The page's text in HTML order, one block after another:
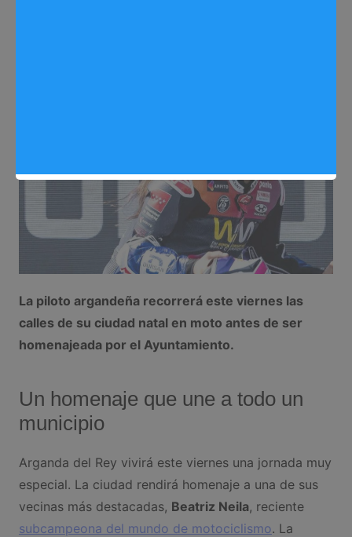
La piloto argandeña recorrerá este viernes las
calles de su ciudad natal en moto antes de ser
homenajeada por el Ayuntamiento.
Un homenaje que une a todo un
municipio
Arganda del Rey vivirá este viernes una jornada muy
especial. La ciudad rendirá homenaje a una de sus
vecinas más destacadas, Beatriz Neila, reciente
subcampeona del mundo de motociclismo. La